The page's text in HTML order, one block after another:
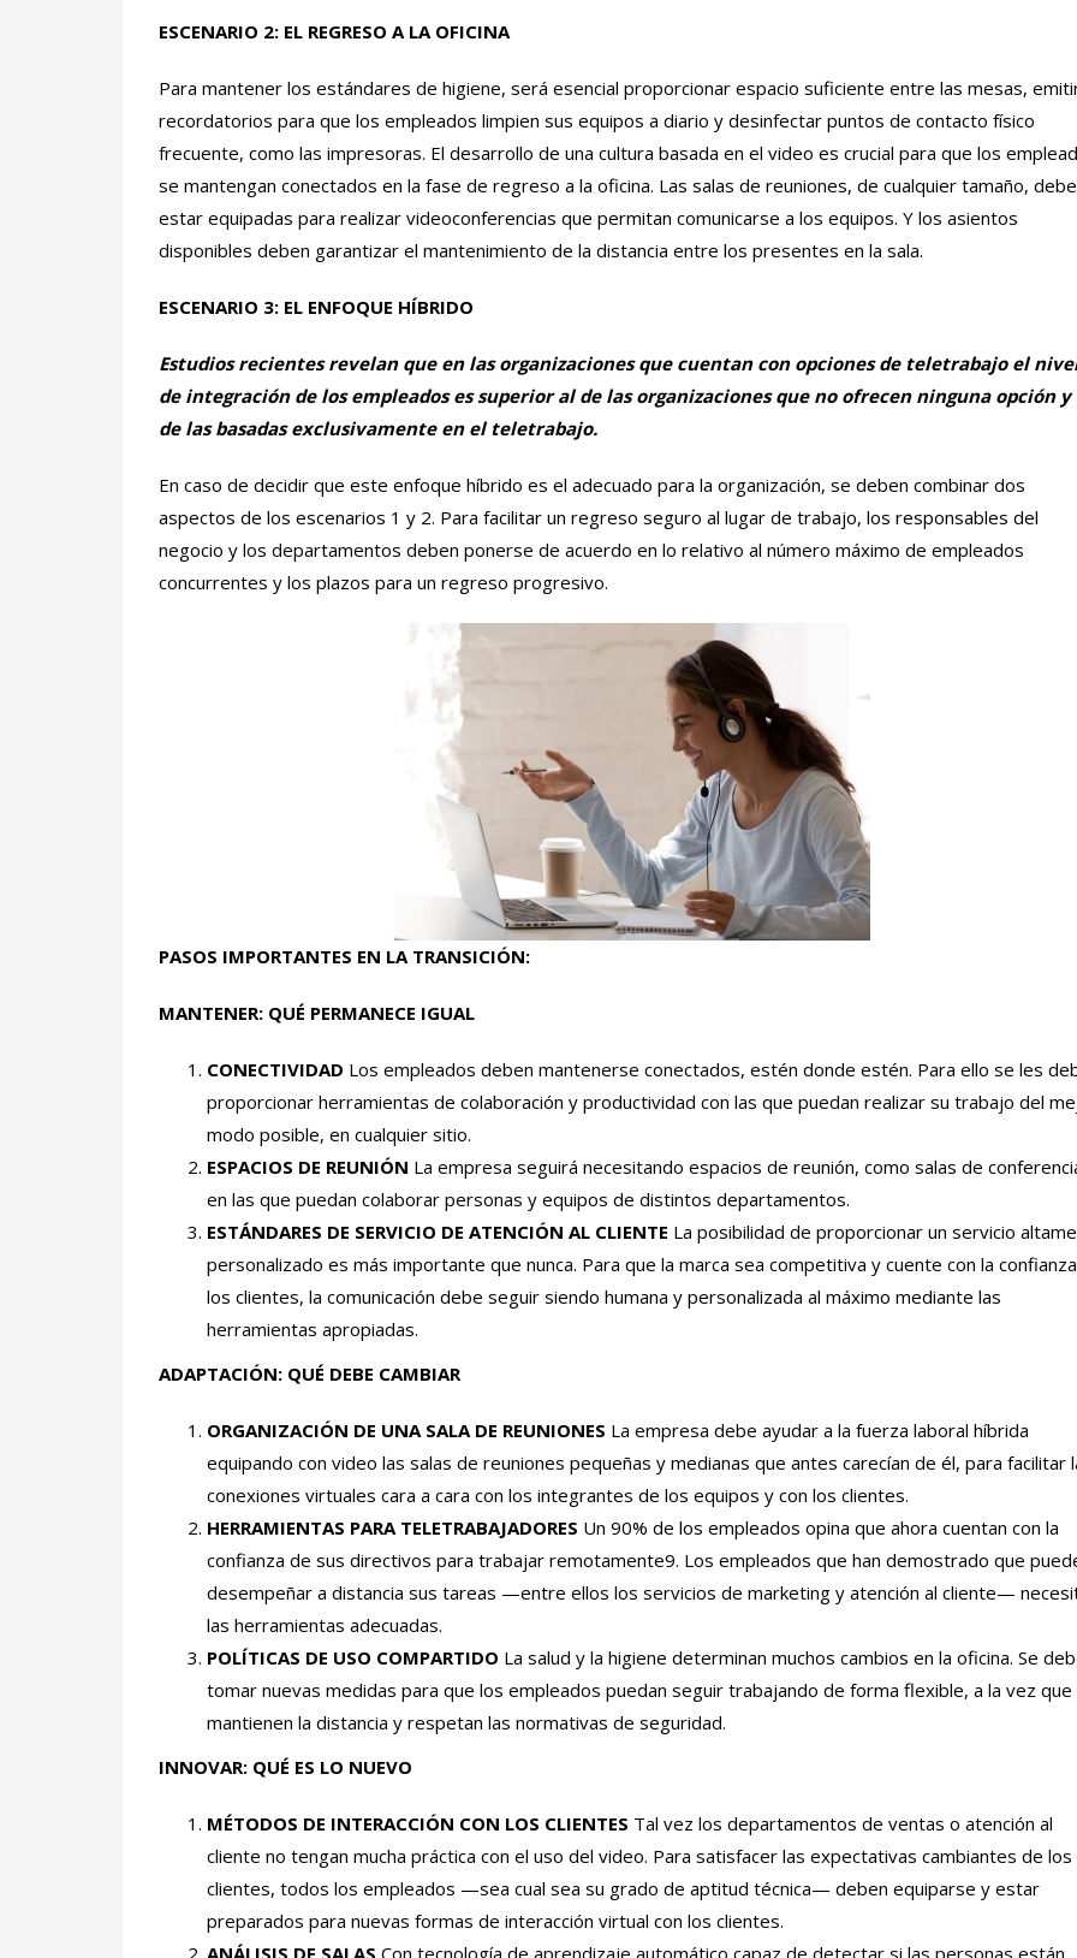
ESCENARIO 2: EL REGRESO A LA OFICINA
Para mantener los estándares de higiene, será esencial proporcionar espacio suficiente entre las mesas,
recordatorios para que los empleados limpien sus equipos a diario y desinfectar puntos de contacto físico
frecuente, como las impresoras. El desarrollo de una cultura basada en el video es crucial para que los
se mantengan conectados en la fase de regreso a la oficina. Las salas de reuniones, de cualquier tamaño,
estar equipadas para realizar videoconferencias que permitan comunicarse a los equipos. Y los asientos
disponibles deben garantizar el mantenimiento de la distancia entre los presentes en la sala.
ESCENARIO 3: EL ENFOQUE HÍBRIDO
Estudios recientes revelan que en las organizaciones que cuentan con opciones de teletrabajo el
de integración de los empleados es superior al de las organizaciones que no ofrecen ninguna opción y
de las basadas exclusivamente en el teletrabajo.
En caso de decidir que este enfoque híbrido es el adecuado para la organización, se deben combinar dos
aspectos de los escenarios 1 y 2. Para facilitar un regreso seguro al lugar de trabajo, los responsables del
negocio y los departamentos deben ponerse de acuerdo en lo relativo al número máximo de empleados
concurrentes y los plazos para un regreso progresivo.
PASOS IMPORTANTES EN LA TRANSICIÓN:
MANTENER: QUÉ PERMANECE IGUAL
CONECTIVIDAD Los empleados deben mantenerse conectados, estén donde estén. Para ello se les
proporcionar herramientas de colaboración y productividad con las que puedan realizar su trabajo del
modo posible, en cualquier sitio.
ESPACIOS DE REUNIÓN La empresa seguirá necesitando espacios de reunión, como salas de
en las que puedan colaborar personas y equipos de distintos departamentos.
ESTÁNDARES DE SERVICIO DE ATENCIÓN AL CLIENTE La posibilidad de proporcionar un servicio
personalizado es más importante que nunca. Para que la marca sea competitiva y cuente con la
los clientes, la comunicación debe seguir siendo humana y personalizada al máximo mediante las
herramientas apropiadas.
ADAPTACIÓN: QUÉ DEBE CAMBIAR
ORGANIZACIÓN DE UNA SALA DE REUNIONES La empresa debe ayudar a la fuerza laboral híbrida
equipando con video las salas de reuniones pequeñas y medianas que antes carecían de él, para facilitar
conexiones virtuales cara a cara con los integrantes de los equipos y con los clientes.
HERRAMIENTAS PARA TELETRABAJADORES Un 90% de los empleados opina que ahora cuentan con la
confianza de sus directivos para trabajar remotamente9. Los empleados que han demostrado que
desempeñar a distancia sus tareas —entre ellos los servicios de marketing y atención al cliente—
las herramientas adecuadas.
POLÍTICAS DE USO COMPARTIDO La salud y la higiene determinan muchos cambios en la oficina. Se
tomar nuevas medidas para que los empleados puedan seguir trabajando de forma flexible, a la vez que
mantienen la distancia y respetan las normativas de seguridad.
INNOVAR: QUÉ ES LO NUEVO
MÉTODOS DE INTERACCIÓN CON LOS CLIENTES Tal vez los departamentos de ventas o atención al
cliente no tengan mucha práctica con el uso del video. Para satisfacer las expectativas cambiantes de los
clientes, todos los empleados —sea cual sea su grado de aptitud técnica— deben equiparse y estar
preparados para nuevas formas de interacción virtual con los clientes.
ANÁLISIS DE SALAS Con tecnología de aprendizaje automático capaz de detectar si las personas están